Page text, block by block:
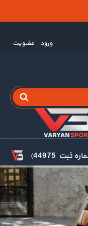
ورود عضویت
44975)